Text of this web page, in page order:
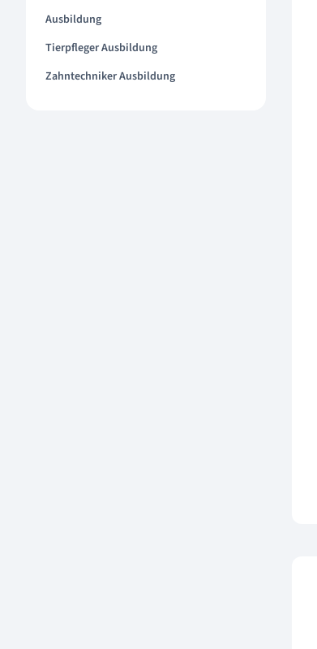
Ausbildung
Tierpfleger Ausbildung
Zahntechniker Ausbildung